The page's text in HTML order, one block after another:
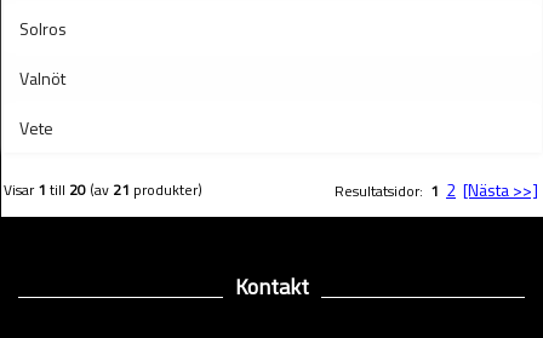
Solros
Valnöt
Vete
Visar1 till 20 (av 21 produkter) Resultatsidor: 1 2 [Nästa >>]
Kontakt